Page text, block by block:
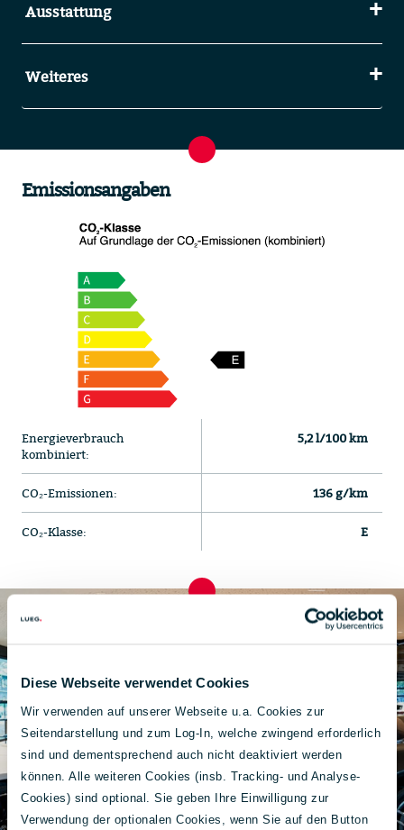
Diese Webseite verwendet Cookies
Wir verwenden auf unserer Webseite u.a. Cookies zur
Seitendarstellung und zum Log-In, welche zwingend erforderlich
sind und dementsprechend auch nicht deaktiviert werden
können. Alle weiteren Cookies (insb. Tracking- und Analyse-
Cookies) sind optional. Sie geben Ihre Einwilligung zur
Verwendung der optionalen Cookies, wenn Sie auf den Button
Ausstattung
Weiteres
Emissionsangaben
Energieverbrauch
kombiniert:
5,2 l/100 km
CO₂-Emissionen: 136 g/km
CO₂-Klasse: E